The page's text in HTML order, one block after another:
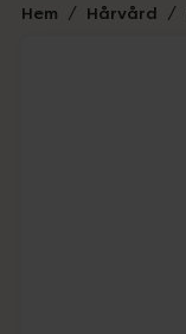
Hem Hårvård